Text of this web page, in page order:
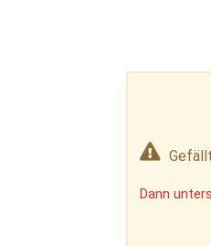
Dann